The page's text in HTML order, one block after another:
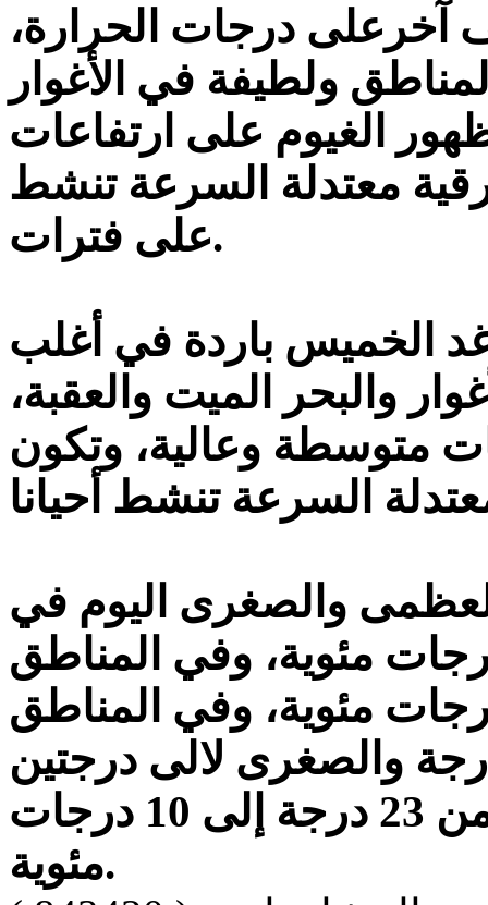
آخرعلى درجات الحرارة،
ولطيفة في الأغوار
الغيوم على ارتفاعات
معتدلة السرعة تنشط
على فترات.
غد الخميس باردة في أغلب
والبحر الميت والعقبة،
متوسطة وعالية، وتكون
والصغرى اليوم في
عمان من 12 إلى 6 درجات مئوية، وفي المناطق
من 14 إلى 3 درجات مئوية، وفي المناطق
تصل العظمى الى 12 درجة والصغرى لالى درجتين
مئويتين، وفي خليج العقبة من 23 درجة إلى 10 درجات
مئوية.